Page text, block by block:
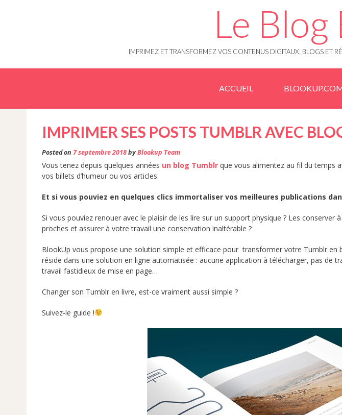
Le
IMPRIMEZ ET TRANSFORMEZ VOS CONTENUS DIGITAUX, BLOGS ET
ACCUEIL
IMPRIMER SES POSTS TUMBLR AVEC
Posted on 7 septembre 2018byBlookup Team
Vous tenez depuis quelques années un blog Tumblr que vous alimentez au fil du temps
vos billets d’humeur ou vos articles.
Et si vous pouviez en quelques clics immortaliser vos meilleures publications
Si vous pouviez renouer avec le plaisir de les lire sur un support physique ? Les conserver
proches et assurer à votre travail une conservation inaltérable ?
BlookUp vous propose une solution simple et efficace pour transformer votre Tumblr en
réside dans une solution en ligne automatisée : aucune application à télécharger, pas de
travail fastidieux de mise en page…
Changer son Tumblr en livre, est-ce vraiment aussi simple ?
Suivez-le guide !